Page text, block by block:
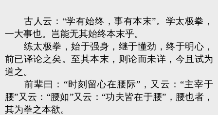
古人云：“学有始终，事有本末”。学太极拳，
一大事也。岂能无其始终本末乎。
练太极拳，始于强身，继于懂劲，终于明心，
前已译论之矣。至其本末，则论而未详，今且试为
道之。
前辈曰：“时刻留心在腰际”，又云：“主宰于
腰”又云：“腰如”又云：“功夫皆在于腰”，腰也者，
其为拳之本欲。